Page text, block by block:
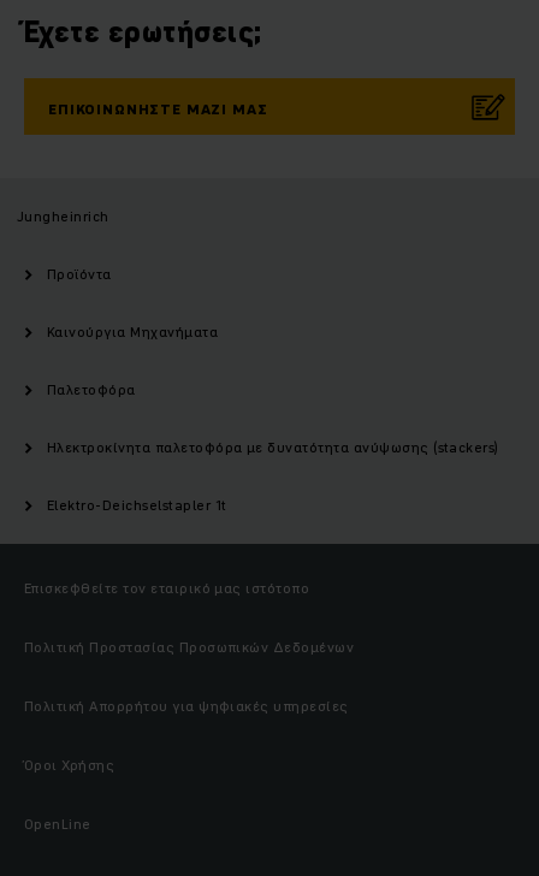
Έχετε ερωτήσεις;
ΕΠΙΚΟΙΝΩΝΉΣΤΕ ΜΑΖΊ ΜΑΣ
Jungheinrich
Προϊόντα
Καινούργια Μηχανήματα
Παλετοφόρα
Ηλεκτροκίνητα παλετοφόρα με δυνατότητα ανύψωσης (stackers)
Elektro-Deichselstapler 1t
Επισκεφθείτε τον εταιρικό μας ιστότοπο
Πολιτική Προστασίας Προσωπικών Δεδομένων
Πολιτική Απορρήτου για ψηφιακές υπηρεσίες
Όροι Χρήσης
OpenLine